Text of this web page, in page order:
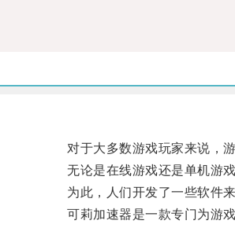
对于大多数游戏玩家来说，游
无论是在线游戏还是单机游戏
为此，人们开发了一些软件来
可莉加速器是一款专门为游戏